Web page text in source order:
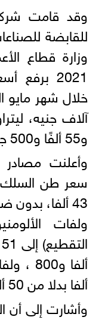
وقد قامت
للقابضة
2021 برفع
و55 ألفًا و500 جنيه بدون الضريبة.
وأعلنت
ألفا بدلا من 50 ألفا.
وأشارت إلى أن